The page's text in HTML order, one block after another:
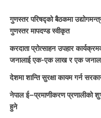
गुणस्तर परिषद्को बैठकमा
गुणस्तर मापदण्ड स्वीकृत
करदाता प्रोत्साहन उपहार
जनालाई एक-एक लाख र एक
देशमा शान्ति सुरक्षा कायम गर्न
नेपाल ई–प्रमाणीकरण प्रणालीको
हुने